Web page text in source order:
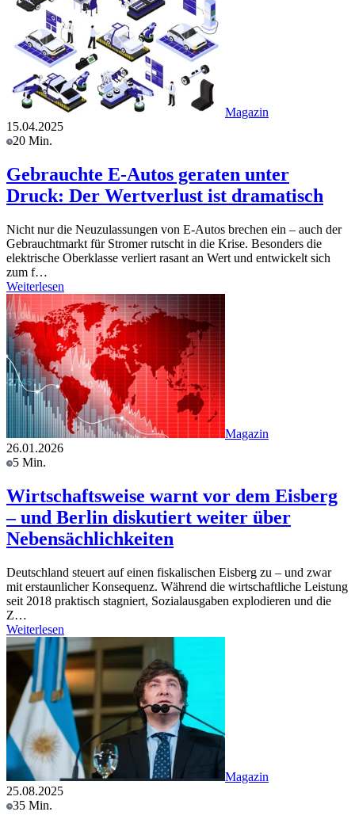
Magazin
15.04.2025
20 Min.
Gebrauchte E-Autos geraten unter
Druck: Der Wertverlust ist dramatisch
Nicht nur die Neuzulassungen von E-Autos brechen ein – auch der
Gebrauchtmarkt für Stromer rutscht in die Krise. Besonders die
elektrische Oberklasse verliert rasant an Wert und entwickelt sich
zum f…
Weiterlesen
Magazin
26.01.2026
5 Min.
Wirtschaftsweise warnt vor dem Eisberg
– und Berlin diskutiert weiter über
Nebensächlichkeiten
Deutschland steuert auf einen fiskalischen Eisberg zu – und zwar
mit erstaunlicher Konsequenz. Während die wirtschaftliche Leistung
seit 2018 praktisch stagniert, Sozialausgaben explodieren und die
Z…
Weiterlesen
Magazin
25.08.2025
35 Min.